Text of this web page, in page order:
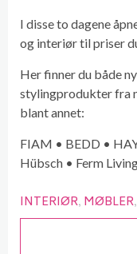
I disse to dagene
og interiør til priser
Her finner du både
stylingprodukter fra
blant annet:
FIAM • BEDD •
Hübsch • Ferm
INTERIØR MØBLER